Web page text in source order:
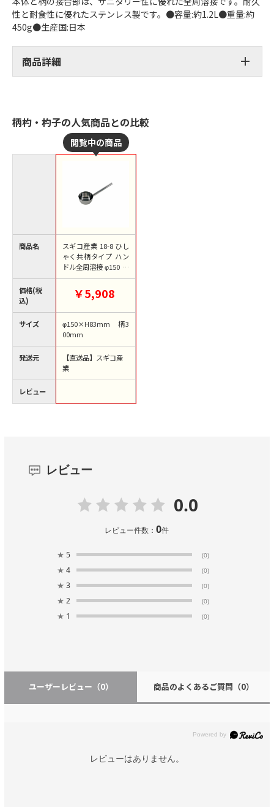
性と耐食性に優れたステンレス製です。●容量:約1.2L●重量:約
450g●生産国:日本
商品詳細
柄杓・杓子の人気商品との比較
商品名
価格(税
込)
サイズ
発送元
レビュー
スギコ産業 18-8 ひし
ゃく共柄タイプ ハン
ドル全周溶接 φ150 柄
300mm SA1442-SH-6
57-300 1個（ご注文単
位1個）【直送品】
￥5,908
φ150×H83mm 柄3
00mm
【直送品】スギコ産
業
レビュー
0.0
レビュー件数：0件
★ 5 (0)
★ 4 (0)
★ 3 (0)
★ 2 (0)
★ 1 (0)
ユーザーレビュー （0） 商品のよくあるご質問 （0）
レビューはありません。